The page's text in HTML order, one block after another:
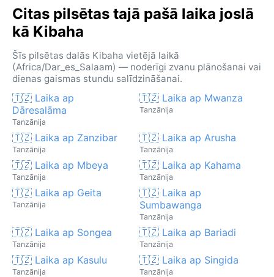
Citas pilsētas tajā pašā laika joslā
kā Kibaha
Šīs pilsētas dalās Kibaha vietējā laikā
(Africa/Dar_es_Salaam) — noderīgi zvanu plānošanai vai
dienas gaismas stundu salīdzināšanai.
🇹🇿 Laika ap
Dāresalāma
Tanzānija
🇹🇿 Laika ap Mwanza
Tanzānija
🇹🇿 Laika ap Zanzibar
Tanzānija
🇹🇿 Laika ap Arusha
Tanzānija
🇹🇿 Laika ap Mbeya
Tanzānija
🇹🇿 Laika ap Kahama
Tanzānija
🇹🇿 Laika ap Geita
Tanzānija
🇹🇿 Laika ap
Sumbawanga
Tanzānija
🇹🇿 Laika ap Songea
Tanzānija
🇹🇿 Laika ap Bariadi
Tanzānija
🇹🇿 Laika ap Kasulu
Tanzānija
🇹🇿 Laika ap Singida
Tanzānija